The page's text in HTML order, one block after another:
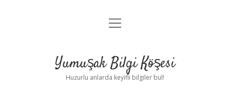
Anasayfa
Yasal Uyarı
menüyü
Yumuşak Bilgi Köşesi
Huzurlu anlarda keyifli bilgiler bul!